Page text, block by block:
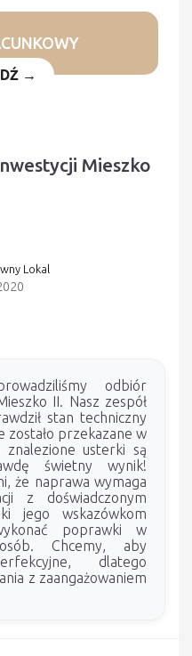
→
Mieszko
Lokal
odbiór
II. Nasz zespół
stan techniczny
zostało przekazane w
usterki są
świetny wynik!
że naprawa wymaga
z doświadczonym
jego wskazówkom
poprawki w
Chcemy, aby
dlatego
z zaangażowaniem